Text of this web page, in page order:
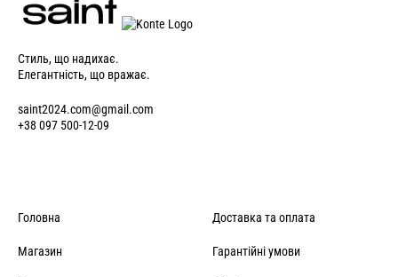
Стиль, що надихає.
Елегантність, що вражає.
saint2024.com@gmail.com
+38 097 500-12-09
Головна
Магазин
Доставка та оплата
Гарантійні умови